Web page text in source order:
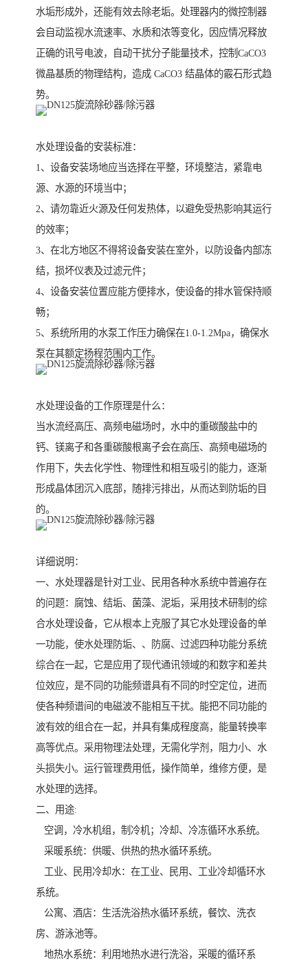
水垢形成外，还能有效去除老垢。处理器内的微控制器
会自动监视水流速率、水质和浓等变化，因应情况释放
正确的讯号电波，自动干扰分子能量技术，控制CaCO3
微晶基质的物理结构，造成 CaCO3 结晶体的霰石形式趋
势。
水处理设备的安装标准：
1、设备安装场地应当选择在平整，环境整洁，紧靠电
源、水源的环境当中；
2、请勿靠近火源及任何发热体，以避免受热影响其运行
的效率；
3、在北方地区不得将设备安装在室外，以防设备内部冻
结，损坏仪表及过滤元件；
4、设备安装位置应能方便排水，使设备的排水管保持顺
畅；
5、系统所用的水泵工作压力确保在1.0-1.2Mpa，确保水
泵在其额定扬程范围内工作。
水处理设备的工作原理是什么：
当水流经高压、高频电磁场时，水中的重碳酸盐中的
钙、镁离子和各重碳酸根离子会在高压、高频电磁场的
作用下，失去化学性、物理性和相互吸引的能力，逐渐
形成晶体团沉入底部，随排污排出，从而达到防垢的目
的。
详细说明：
一、水处理器是针对工业、民用各种水系统中普遍存在
的问题：腐蚀、结垢、菌藻、泥垢，采用技术研制的综
合水处理设备，它从根本上克服了其它水处理设备的单
一功能，使水处理防垢、、防腐、过滤四种功能分系统
综合在一起，它是应用了现代通讯领域的和数字和差共
位效应，是不同的功能频谱具有不同的时空定位，进而
使各种频谱间的电磁波不能相互干扰。能把不同功能的
波有效的组合在一起，并具有集成程度高，能量转换率
高等优点。采用物理法处理，无需化学剂，阻力小、水
头损失小。运行管理费用低，操作简单，维修方便，是
水处理的选择。
二、用途:
空调，冷水机组，制冷机；冷却、冷冻循环水系统。
采暖系统：供暖、供热的热水循环系统。
工业、民用冷却水：在工业、民用、工业冷却循环水
系统。
公寓、酒店：生活洗浴热水循环系统，餐饮、洗衣
房、游泳池等。
地热水系统：利用地热水进行洗浴，采暖的循环系